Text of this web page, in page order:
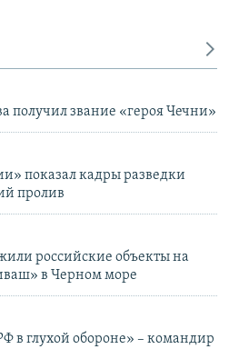
получил звание «героя Чечни»
показал кадры разведки
пролив
российские объекты на
в Черном море
в глухой обороне» – командир